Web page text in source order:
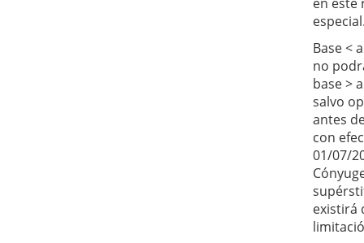
Base <
no
base >
salvo
antes
con
01/07/
existirá